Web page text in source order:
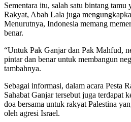
Sementara itu, salah satu bintang tamu
Rakyat, Abah Lala juga
Menurutnya, Indonesia memang
benar.
“Untuk Pak Ganjar dan Pak Mahfud,
pintar dan benar untuk membangun
tambahnya.
Sebagai informasi, dalam acara Pesta
Sahabat Ganjar tersebut juga terdapat
doa bersama untuk rakyat Palestina
oleh agresi Israel.